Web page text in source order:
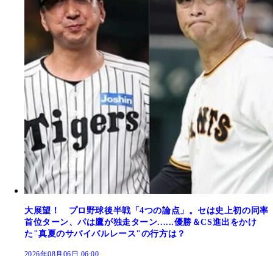
大展望！ プロ野球後半戦「4つの論点」。セは史上初の同率
首位ターン、パは鷹が独走ターン......優勝＆CS進出をかけ
た"真夏のサバイバルレース"の行方は？
2026年08月06日 06:00